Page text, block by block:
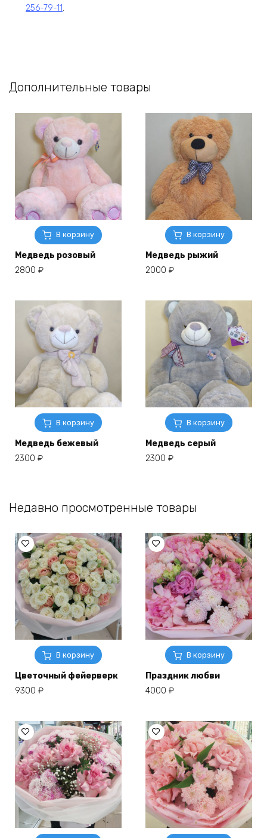
256-79-11.
Дополнительные товары
В корзину
Медведь розовый
2800 ₽
В корзину
Медведь рыжий
2000 ₽
В корзину
Медведь бежевый
2300 ₽
В корзину
Медведь серый
2300 ₽
Недавно просмотренные товары
В корзину
Цветочный фейерверк
9300 ₽
В корзину
Праздник любви
4000 ₽